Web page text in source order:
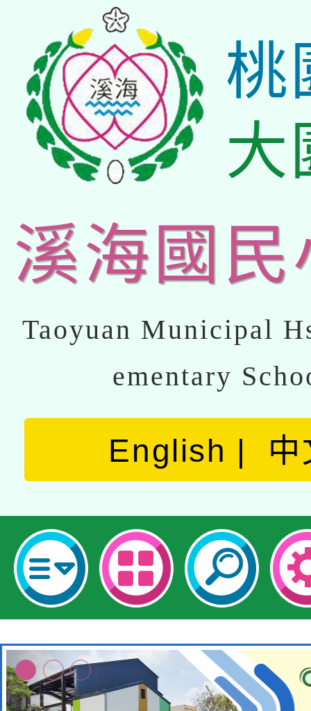
桃
大
溪海國民
Taoyuan Municipal
ementary
English 中